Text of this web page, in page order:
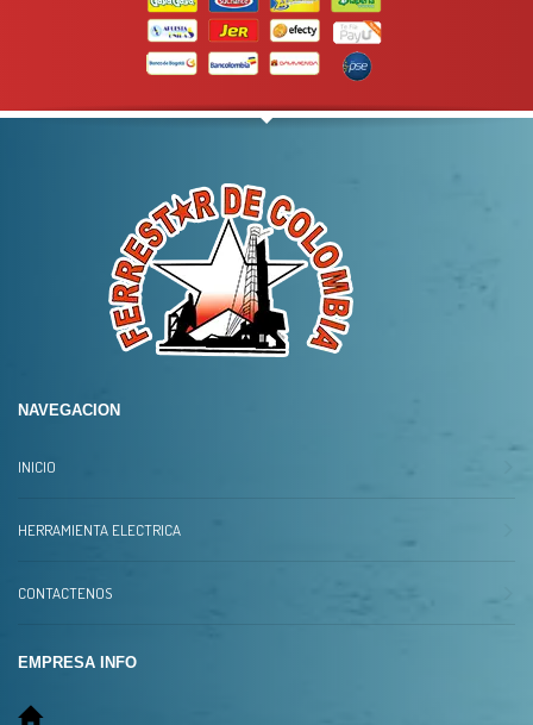
NAVEGACION
INICIO
HERRAMIENTA ELECTRICA
CONTACTENOS
EMPRESA INFO